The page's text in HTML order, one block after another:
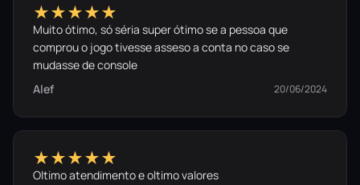
★★★★★
Muito ótimo, só séria super ótimo se a pessoa que
comprou o jogo tivesse asseso a conta no caso se
mudasse de console
Alef
20/06/2024
★★★★★
Oltimo atendimento e oltimo valores